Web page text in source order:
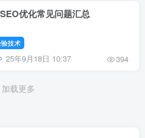
优化常见问题汇总
技术
25年9月18日 10:37 394
加载更多